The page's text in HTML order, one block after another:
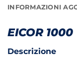
INFORMAZIONI
EICOR 1000
Descrizione